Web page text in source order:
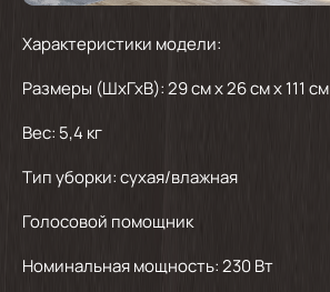
Характеристики модели:
Размеры (ШхГхВ): 29 см х 26 см х 111 см
Вес: 5,4 кг
Тип уборки: сухая/влажная
Голосовой помощник
Номинальная мощность: 230 Вт